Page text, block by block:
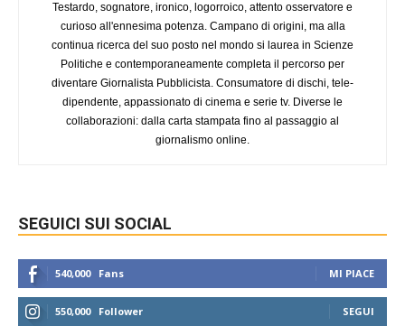
Testardo, sognatore, ironico, logorroico, attento osservatore e
curioso all'ennesima potenza. Campano di origini, ma alla
continua ricerca del suo posto nel mondo si laurea in Scienze
Politiche e contemporaneamente completa il percorso per
diventare Giornalista Pubblicista. Consumatore di dischi, tele-
dipendente, appassionato di cinema e serie tv. Diverse le
collaborazioni: dalla carta stampata fino al passaggio al
giornalismo online.
SEGUICI SUI SOCIAL
540,000 Fans MI PIACE
550,000 Follower SEGUI